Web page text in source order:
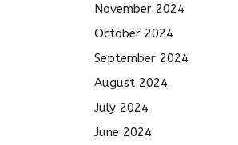
November 2024
October 2024
September 2024
August 2024
July 2024
June 2024